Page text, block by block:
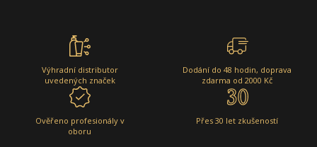
Výhradní distributor
uvedených značek
Dodání do 48 hodin, doprava
zdarma od 2000 Kč
Ověřeno profesionály v
oboru
Přes 30 let zkušeností